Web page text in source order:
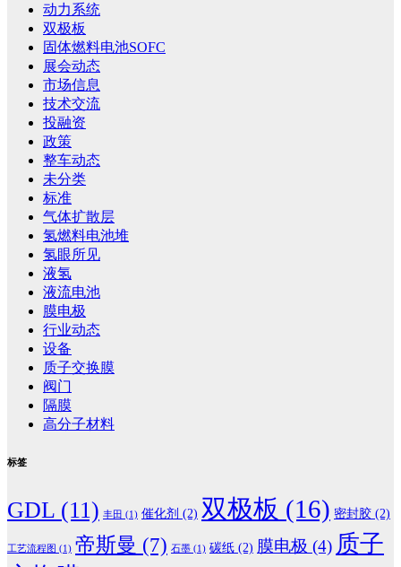
动力系统
双极板
固体燃料电池SOFC
展会动态
市场信息
技术交流
投融资
政策
整车动态
未分类
标准
气体扩散层
氢燃料电池堆
氢眼所见
液氢
液流电池
膜电极
行业动态
设备
质子交换膜
阀门
隔膜
高分子材料
标签
GDL (11) 丰田 (1) 催化剂 (2) 双极板 (16) 密封胶 (2)
工艺流程图 (1) 帝斯曼 (7) 石墨 (1) 碳纸 (2) 膜电极 (4) 质子